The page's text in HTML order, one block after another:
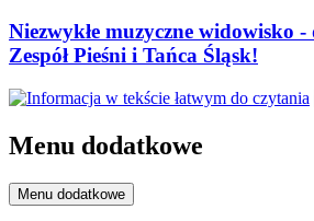
Niezwykłe muzyczne widowisko
Zespół Pieśni i Tańca Śląsk!
Menu dodatkowe
Menu dodatkowe